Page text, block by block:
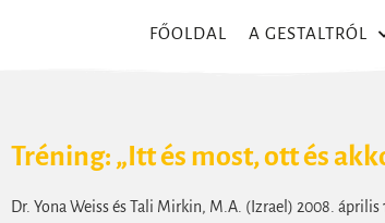
FŐOLDAL A GESTALTRÓL
Tréning: „Itt és most, ott és
Dr. Yona Weiss és Tali Mirkin, M.A. (Izrael) 2008.